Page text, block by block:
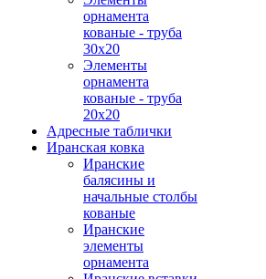
орнамента
кованые - труба
30х20
Элементы
орнамента
кованые - труба
20х20
Адресные таблички
Иранская ковка
Иранские
балясины и
начальные столбы
кованые
Иранские
элементы
орнамента